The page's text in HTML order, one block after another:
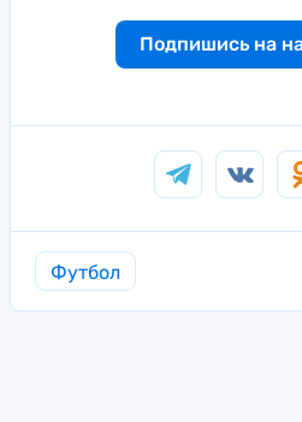
Подпишись на
Футбол